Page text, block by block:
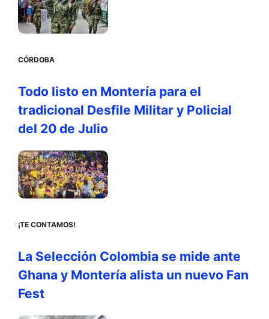
CÓRDOBA
Todo listo en Montería para el
tradicional Desfile Militar y Policial
del 20 de Julio
¡TE CONTAMOS!
La Selección Colombia se mide ante
Ghana y Montería alista un nuevo Fan
Fest